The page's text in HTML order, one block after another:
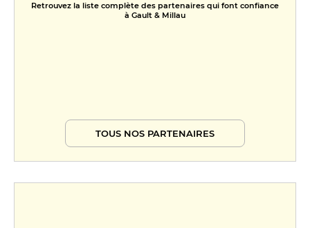
Retrouvez la liste complète des partenaires qui font confiance
à Gault & Millau
TOUS NOS PARTENAIRES